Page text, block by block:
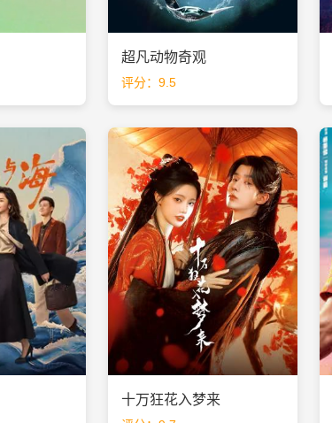
超凡动物奇观
评分：9.5
十万狂花入梦来